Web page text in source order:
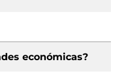
económicas?